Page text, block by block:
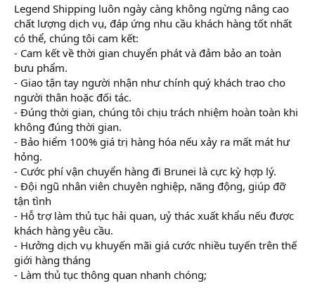
Legend Shipping luôn ngày càng không ngừng nâng cao
chất lượng dịch vụ, đáp ứng nhu cầu khách hàng tốt nhất
có thể, chúng tôi cam kết:
- Cam kết về thời gian chuyển phát và đảm bảo an toàn
bưu phẩm.
- Giao tận tay người nhận như chính quý khách trao cho
người thân hoặc đối tác.
- Đúng thời gian, chúng tôi chịu trách nhiệm hoàn toàn khi
không đúng thời gian.
- Bảo hiểm 100% giá trị hàng hóa nếu xảy ra mất mát hư
hỏng.
- Cước phí vận chuyển hàng đi Brunei là cực kỳ hợp lý.
- Đội ngũ nhân viên chuyên nghiệp, năng động, giúp đỡ
tận tình
- Hỗ trợ làm thủ tục hải quan, uỷ thác xuất khẩu nếu được
khách hàng yêu cầu.
- Hưởng dịch vụ khuyến mãi giá cước nhiều tuyến trên thế
giới hàng tháng
- Làm thủ tục thông quan nhanh chóng;